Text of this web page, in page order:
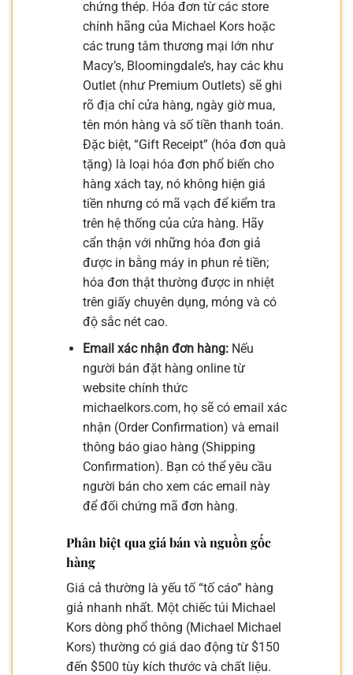
chứng thép. Hóa đơn từ các store
chính hãng của Michael Kors hoặc
các trung tâm thương mại lớn như
Macy’s, Bloomingdale’s, hay các khu
Outlet (như Premium Outlets) sẽ ghi
rõ địa chỉ cửa hàng, ngày giờ mua,
tên món hàng và số tiền thanh toán.
Đặc biệt, “Gift Receipt” (hóa đơn quà
tặng) là loại hóa đơn phổ biến cho
hàng xách tay, nó không hiện giá
tiền nhưng có mã vạch để kiểm tra
trên hệ thống của cửa hàng. Hãy
cẩn thận với những hóa đơn giả
được in bằng máy in phun rẻ tiền;
hóa đơn thật thường được in nhiệt
trên giấy chuyên dụng, mỏng và có
độ sắc nét cao.
Email xác nhận đơn hàng:Nếu
người bán đặt hàng online từ
website chính thức
michaelkors.com, họ sẽ có email xác
nhận (Order Confirmation) và email
thông báo giao hàng (Shipping
Confirmation). Bạn có thể yêu cầu
người bán cho xem các email này
để đối chứng mã đơn hàng.
Phân biệt qua giá bán và nguồn gốc
hàng
Giá cả thường là yếu tố “tố cáo” hàng
giả nhanh nhất. Một chiếc túi Michael
Kors dòng phổ thông (Michael Michael
Kors) thường có giá dao động từ $150
đến $500 tùy kích thước và chất liệu.